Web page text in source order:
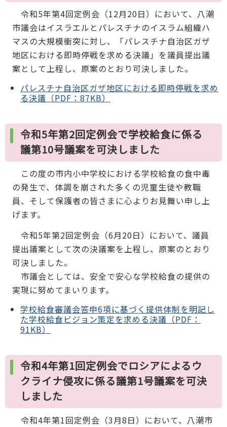
令和5年第4回定例会（12月20日）において、八潮
市議会はイスラエルとパレスチナのイスラム組織ハ
マスの大規模衝突に対し、「パレスチナ自治区ガザ
地区における即時停戦を求める決議」を議員提出議
案として上程し、原案のとおり可決しました。
パレスチナ自治区ガザ地区における即時停戦を求め
る決議（PDF：87KB）
令和5年第2回定例会で学校給食に係る
議第10号議案を可決しました
この度の市内小中学校における学校給食の食中毒
の発生で、体調を崩された多くの児童生徒や教職
員、そして保護者の皆さまに心よりお見舞い申し上
げます。
令和5年第2回定例会（6月20日）において、議員
提出議案として次の決議案を上程し、原案のとおり
可決しました。
市議会としては、安全で安心な学校給食の提供の
実現に努めてまいります。
学校給食審議会答申6項に基づく提供体制を明記し
た学校給食ビジョン策定を求める決議（PDF：
91KB）
令和4年第1回定例会でロシアによるウ
クライナ侵攻に係る議第1号議案を可決
しました
令和4年第1回定例会（3月8日）において、八潮市